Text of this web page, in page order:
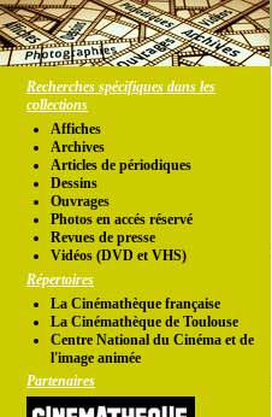
Recherches spécifiques dans les
collections
Affiches
Archives
Articles de périodiques
Dessins
Ouvrages
Photos en accés réservé
Revues de presse
Vidéos (DVD et VHS)
Répertoires
La Cinémathèque française
La Cinémathèque de Toulouse
Centre National du Cinéma et de
l'image animée
Partenaires